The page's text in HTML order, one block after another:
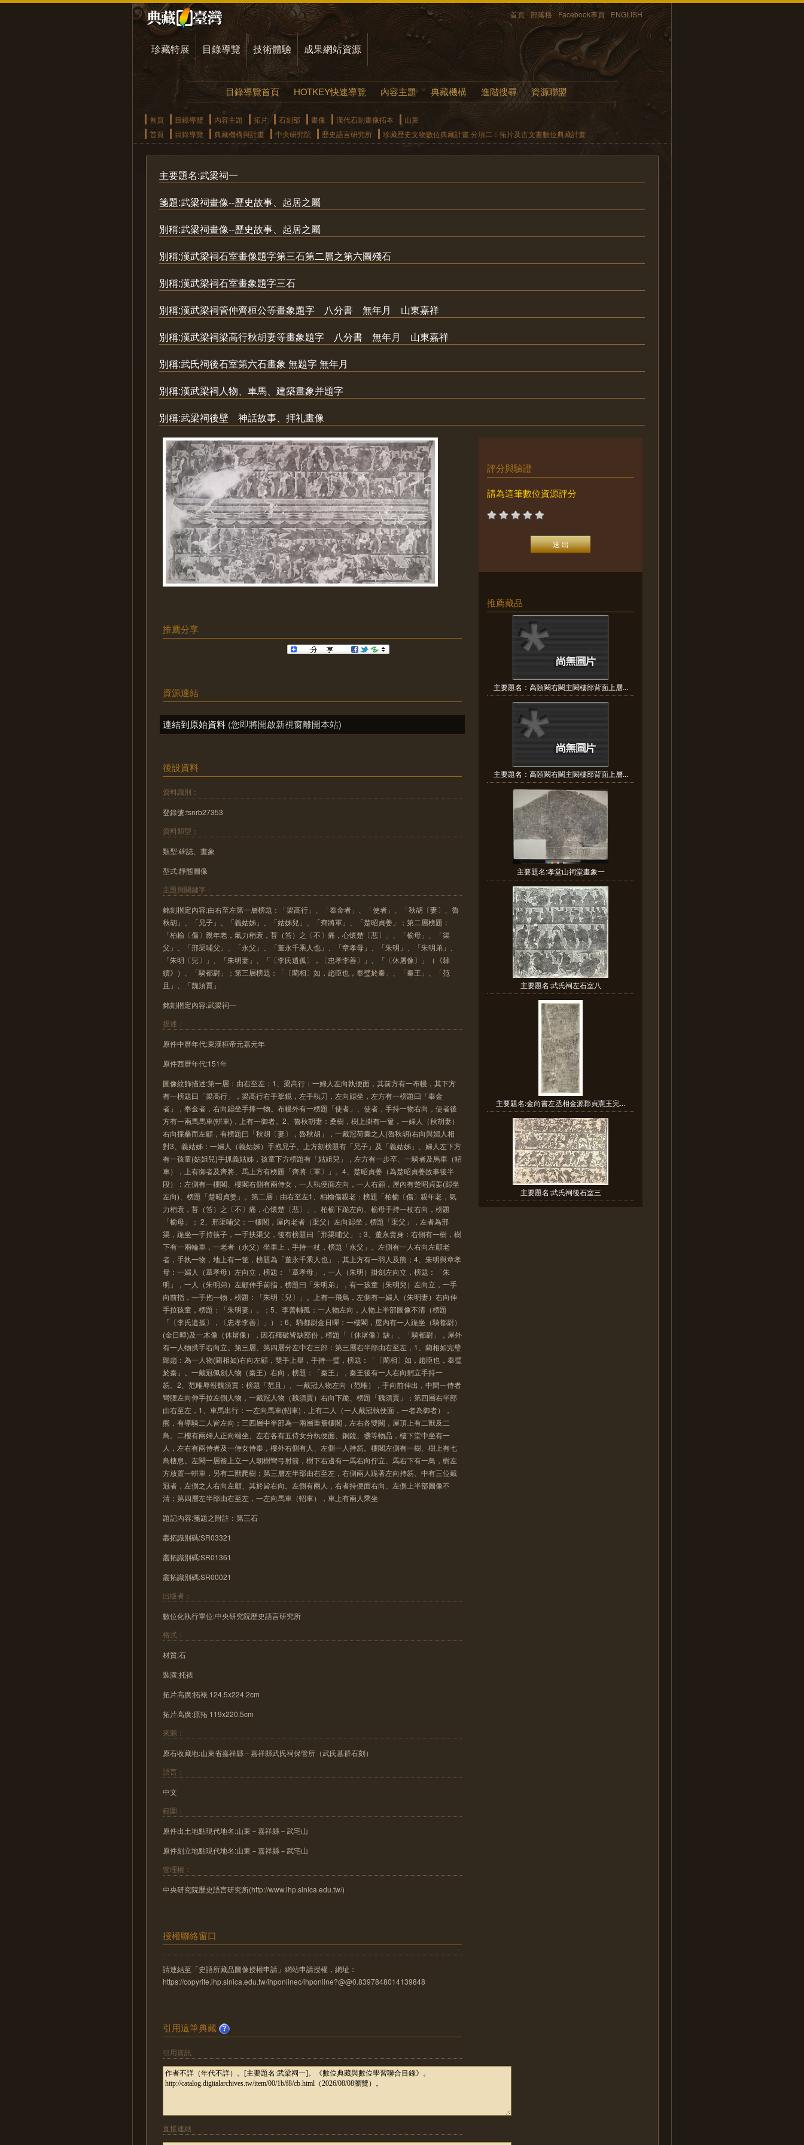
首頁 部落格 Facebook專頁 ENGLISH
珍藏特展 目錄導覽 技術體驗 成果網站資源
目錄導覽首頁 HOTKEY快速導覽 內容主題 典藏機構 進階搜尋 資源聯盟
首頁 目錄導覽 內容主題 拓片 石刻部 畫像 漢代石刻畫像拓本
山東
首頁
目錄導覽 典藏機構與計畫 中央研究院 歷史語言研究所 珍藏歷史文物數位典藏計畫 分項二：拓片及古文書數位典藏計畫
主要題名:武梁祠一
箋題:武梁祠畫像--歷史故事、起居之屬
別稱:武梁祠畫像--歷史故事、起居之屬
別稱:漢武梁祠石室畫像題字第三石第二層之第六圖殘石
別稱:漢武梁祠石室畫象題字三石
別稱:漢武梁祠管仲齊桓公等畫象題字 八分書 無年月 山東嘉祥
別稱:漢武梁祠梁高行秋胡妻等畫象題字 八分書 無年月 山東嘉祥
別稱:武氏祠後石室第六石畫象 無題字 無年月
別稱:漢武梁祠人物、車馬、建築畫象并題字
別稱:武梁祠後壁 神話故事、拝礼畫像
推薦分享
資源連結
連結到原始資料 (您即將開啟新視窗離開本站)
後設資料
資料識別：
登錄號:fsnrb27353
資料類型：
類型:碑誌、畫象
型式:靜態圖像
主題與關鍵字：
銘刻楷定內容:由右至左第一層榜題：「梁高行」、「奉金者」、「使者」、「秋胡〔妻〕、魯
秋胡」、「兄子」、「義姑姊」、「姑姊兒」、「齊將軍」、「楚昭貞姜」；第二層榜題：
「柏榆〔傷〕親年老，氣力稍衰，苔（笞）之〔不〕痛，心懷楚〔悲〕」、「榆母」、「渠
父」、「邢渠哺父」、「永父」、「董永千乘人也」、「章孝母」、「朱明」、「朱明弟」、
「朱明〔兒〕」、「朱明妻」、「〔李氏遺孤〕，〔忠孝李善〕」、「〔休屠像〕」（《隸
續》）、「騎都尉」；第三層榜題：「〔藺相〕如，趙臣也，奉璧於秦」、「秦王」、「范
且」、「魏須賈」
銘刻楷定內容:武梁祠一
描述：
原件中曆年代:東漢桓帝元嘉元年
原件西曆年代:151年
圖像紋飾描述:第一層：由右至左：1、梁高行：一婦人左向執便面，其前方有一布幔，其下方
有一榜題曰「梁高行」，梁高行右手挐鏡，左手執刀，左向跽坐，左方有一榜題曰「奉金
者」，奉金者，右向跽坐手捧一物。布幔外有一榜題「使者」、使者，手持一物右向，使者後
方有一兩馬馬車(軿車)，上有一御者。2、魯秋胡妻：桑樹，樹上掛有一簍，一婦人（秋胡妻）
右向採桑而左顧，有榜題曰「秋胡〔妻〕，魯秋胡」，一戴冠荷囊之人(魯秋胡)右向與婦人相
對3、義姑姊：一婦人（義姑姊）手抱兄子、上方刻榜題有「兄子」及「義姑姊」、婦人左下方
有一孩童(姑姐兒)手抓義姑姊，孩童下方榜題有「姑姐兒」，左方有一步卒、一騎者及馬車（軺
車），上有御者及齊將、馬上方有榜題「齊將〔軍〕」。4、楚昭貞姜（為楚昭貞姜故事後半
段）：左側有一樓閣、樓閣右側有兩侍女，一人執便面左向，一人右顧，屋內有楚昭貞姜(跽坐
左向)、榜題「楚昭貞姜」。第二層：由右至左1、柏榆傷親老：榜題「柏榆〔傷〕親年老，氣
力稍衰，苔（笞）之〔不〕痛，心懷楚〔悲〕」、柏榆下跪左向、榆母手持一杖右向，榜題
「榆母」； 2、邢渠哺父：一樓閣，屋內老者（渠父）左向跽坐，榜題「渠父」，左者為邢
渠，跪坐一手持筷子，一手扶渠父，後有榜題曰「邢渠哺父」；3、董永賣身：右側有一樹，樹
下有一兩輪車，一老者（永父）坐車上，手持一杖，榜題「永父」。左側有一人右向左顧老
者，手執一物，地上有一筐，榜題為「董永千乘人也」，其上方有一羽人及熊；4、朱明與章孝
母：一婦人（章孝母）左向立，榜題：「章孝母」，一人（朱明）掛劍左向立，榜題：「朱
明」，一人（朱明弟）左顧伸手前指，榜題曰「朱明弟」，有一孩童（朱明兒）左向立，一手
向前指，一手抱一物，榜題：「朱明〔兒〕」。上有一飛鳥，左側有一婦人（朱明妻）右向伸
手拉孩童，榜題：「朱明妻」。；5、李善輔孤：一人物左向，人物上半部圖像不清（榜題
「〔李氏遺孤〕，〔忠孝李善〕」）；6、騎都尉金日暺：一樓閣，屋內有一人跪坐（騎都尉）
(金日暺)及一木像（休屠像），因石殘破皆缺部份，榜題「〔休屠像〕缺」、「騎都尉」，屋外
有一人物拱手右向立。第三層、第四層分左中右三部：第三層右半部由右至左，1、藺相如完璧
歸趙：為一人物(藺相如)右向左顧，雙手上舉，手持一璧，榜題：「〔藺相〕如，趙臣也，奉璧
於秦」。一戴冠佩劍人物（秦王）右向，榜題：「秦王」，秦王後有一人右向躬立手持一
笏。2、范雎辱報魏須賈：榜題「范且」、一戴冠人物左向（范雎），手向前伸出，中間一侍者
彎腰左向伸手拉左側人物，一戴冠人物（魏須賈）右向下跪、榜題「魏須賈」；第四層右半部
由右至左，1、車馬出行：一左向馬車(軺車)，上有二人（一人戴冠執便面，一者為御者），
熊，有導騎二人皆左向；三四層中半部為一兩層重簷樓閣，左右各雙闕，屋頂上有二獸及二
鳥。二樓有兩婦人正向端坐、左右各有五侍女分執便面、銅鏡、盞等物品，樓下堂中坐有一
人，左右有兩侍者及一侍女侍奉，樓外右側有人、左側一人持笏。樓閣左側有一樹、樹上有七
鳥棲息。左闕一層簷上立一人朝樹彎弓射箭，樹下右邊有一馬右向佇立、馬右下有一鳥，樹左
方放置一軿車，另有二獸爬樹；第三層左半部由右至左，右側兩人跪著左向持笏、中有三位戴
冠者，左側之人右向左顧、其於皆右向。左側有兩人，右者持便面右向、左側上半部圖像不
清；第四層左半部由右至左，一左向馬車（軺車），車上有兩人乘坐
題記內容:箋題之附註：第三石
叢拓識別碼:SR03321
叢拓識別碼:SR01361
叢拓識別碼:SR00021
出版者：
數位化執行單位:中央研究院歷史語言研究所
格式：
材質:石
裝潢:托裱
拓片高廣:拓裱 124.5x224.2cm
拓片高廣:原拓 119x220.5cm
來源：
原石收藏地:山東省嘉祥縣－嘉祥縣武氏祠保管所（武氏墓群石刻）
語言：
中文
範圍：
原件出土地點現代地名:山東－嘉祥縣－武宅山
原件刻立地點現代地名:山東－嘉祥縣－武宅山
管理權：
中央研究院歷史語言研究所(http://www.ihp.sinica.edu.tw/)
授權聯絡窗口
請連結至「史語所藏品圖像授權申請」網站申請授權，網址：
https://copyrite.ihp.sinica.edu.tw/ihponlinec/ihponline?@@0.8397848014139848
引用這筆典藏
引用資訊
直接連結
評分與驗證
請為這筆數位資源評分
推薦藏品
主要題名：高頤闕右闕主闕樓部背面上層...
主要題名：高頤闕右闕主闕樓部背面上層...
主要題名:孝堂山祠堂畫象一
主要題名:武氏祠左石室八
主要題名:金尚書左丞相金源郡貞憲王完...
主要題名:武氏祠後石室三